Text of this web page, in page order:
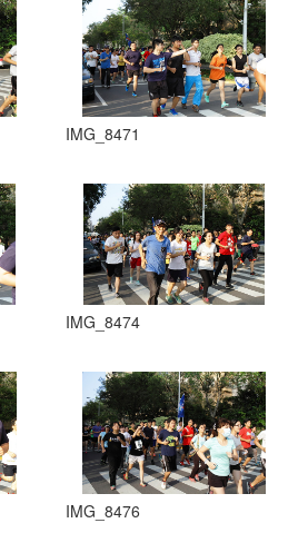
IMG_8471
IMG_8474
IMG_8476